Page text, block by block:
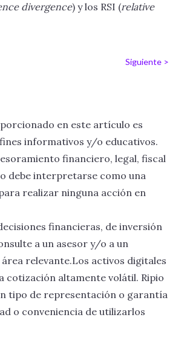
divergence) y los RSI (relative
Siguiente >
en este artículo es
informativos y/o educativos.
financiero, legal, fiscal
debe interpretarse como una
realizar ninguna acción en
financieras, de inversión
a un asesor y/o a un
relevante.Los activos digitales
cotización altamente volátil. Ripio
tipo de representación o garantía
o conveniencia de utilizarlos